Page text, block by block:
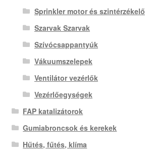
Sprinkler motor és szintérzékelő
Szarvak Szarvak
Szívócsappantyúk
Vákuumszelepek
Ventilátor vezérlők
Vezérlőegységek
FAP katalizátorok
Gumiabroncsok és kerekek
Hűtés, fűtés, klíma